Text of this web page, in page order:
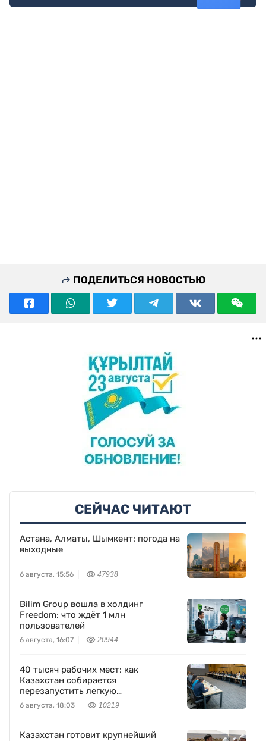
ПОДЕЛИТЬСЯ НОВОСТЬЮ
СЕЙЧАС ЧИТАЮТ
Астана, Алматы, Шымкент: погода на
выходные
6 августа, 15:56 47938
Bilim Group вошла в холдинг
Freedom: что ждёт 1 млн
пользователей
6 августа, 16:07 20944
40 тысяч рабочих мест: как
Казахстан собирается
перезапустить легкую
промышленность
6 августа, 18:03 10219
Казахстан готовит крупнейший